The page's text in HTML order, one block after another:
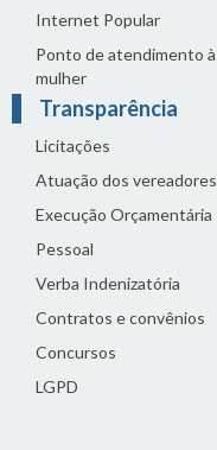
Internet Popular
Ponto de atendimento à
mulher
Transparência
Licitações
Atuação dos vereadores
Execução Orçamentária
Pessoal
Verba Indenizatória
Contratos e convênios
Concursos
LGPD